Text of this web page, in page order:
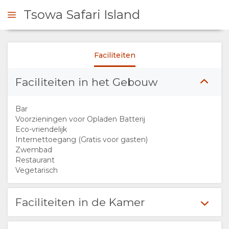
OVER
ONS
FACILITEITEN
VERANTWOORDELIJK
TOERISME
Tsowa Safari Island
Faciliteiten
Faciliteiten in het Gebouw
Bar
Voorzieningen voor Opladen Batterij
Eco-vriendelijk
Internettoegang (Gratis voor gasten)
Zwembad
Restaurant
Vegetarisch
Faciliteiten in de Kamer